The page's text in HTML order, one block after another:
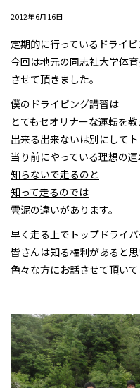
2012年6月16日
定期的に行っているドライ
今回は地元の同志社大学体
させて頂きました。
僕のドライビング講習は
とてもセオリナーな運転を教
出来る出来ないは別にして
当り前にやっている理想の
知らないで走るのと
知って走るのでは
雲泥の違いがあります。
早く走る上でトップドライ
皆さんは知る権利があると思
色々な方にお話させて頂いて